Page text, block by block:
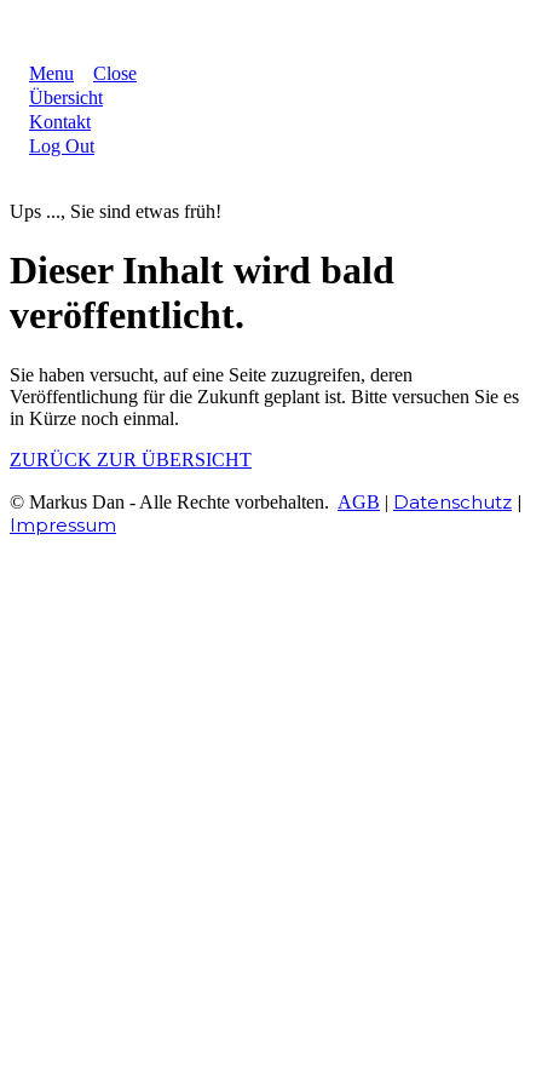
Menu
Close
Übersicht
Kontakt
Log Out
Ups ..., Sie sind etwas früh!
Dieser Inhalt wird bald
veröffentlicht.
Sie haben versucht, auf eine Seite zuzugreifen, deren
Veröffentlichung für die Zukunft geplant ist. Bitte versuchen Sie es
in Kürze noch einmal.
ZURÜCK ZUR ÜBERSICHT
© Markus Dan - Alle Rechte vorbehalten. AGB | Datenschutz |
Impressum